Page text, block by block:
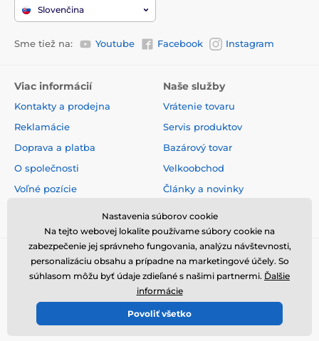
Slovenčina
Sme tiež na: Youtube Facebook Instagram
Viac informácií
Kontakty a prodejna
Reklamácie
Doprava a platba
O společnosti
Voľné pozície
Naše služby
Vrátenie tovaru
Servis produktov
Bazárový tovar
Velkoobchod
Články a novinky
© 2026 www.elektricke-obojky.sk ⦁ E-shop vytvorila
Nastavenia súborov cookie
Na tejto webovej lokalite používame súbory cookie na
zabezpečenie jej správneho fungovania, analýzu návštevnosti,
personalizáciu obsahu a prípadne na marketingové účely. So
súhlasom môžu byť údaje zdieľané s našimi partnermi. Ďalšie
informácie
Povoliť všetko